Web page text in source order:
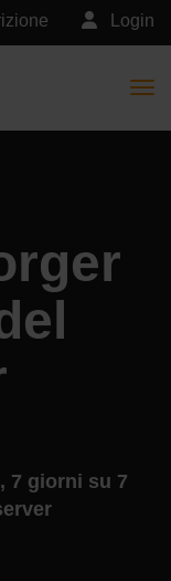
Login
7 giorni su 7